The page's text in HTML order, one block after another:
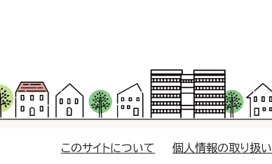
このサイトについて 個人情報の取り扱い